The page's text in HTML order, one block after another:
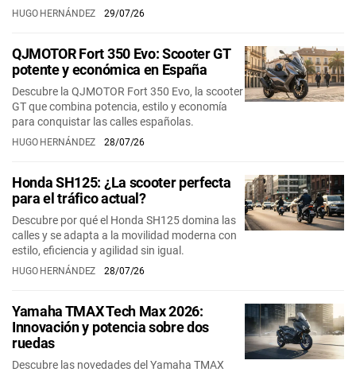
HUGO HERNÁNDEZ 29/07/26
QJMOTOR Fort 350 Evo: Scooter GT
potente y económica en España
Descubre la QJMOTOR Fort 350 Evo, la scooter
GT que combina potencia, estilo y economía
para conquistar las calles españolas.
HUGO HERNÁNDEZ 28/07/26
Honda SH125: ¿La scooter perfecta
para el tráfico actual?
Descubre por qué el Honda SH125 domina las
calles y se adapta a la movilidad moderna con
estilo, eficiencia y agilidad sin igual.
HUGO HERNÁNDEZ 28/07/26
Yamaha TMAX Tech Max 2026:
Innovación y potencia sobre dos
ruedas
Descubre las novedades del Yamaha TMAX